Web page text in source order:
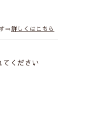
⇒詳しくはこちら
ください